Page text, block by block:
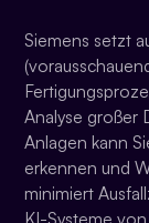
Siemens setzt
Analyse großer
Anlagen kann
erkennen und
minimiert
KI-Systeme